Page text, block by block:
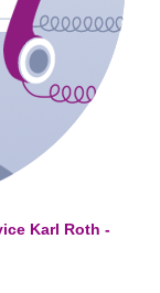
Karl Roth -